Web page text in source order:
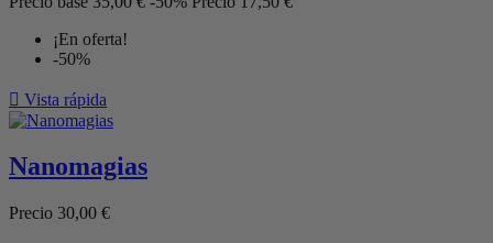
¡En oferta!
-50%
 Vista rápida
Nanomagias
Precio 30,00 €